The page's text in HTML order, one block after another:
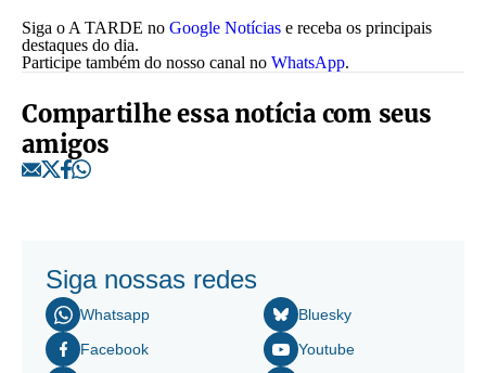
Siga o A TARDE no Google Notícias e receba os principais
destaques do dia.
Participe também do nosso canal no WhatsApp.
Compartilhe essa notícia com seus
amigos
Siga nossas redes
Whatsapp
Facebook
Bluesky
Youtube